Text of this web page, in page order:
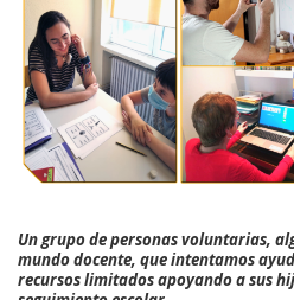
Un grupo de personas voluntarias,
mundo docente, que intentamos
recursos limitados apoyando a sus